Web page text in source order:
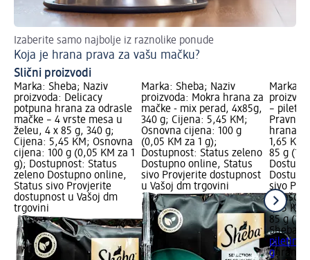
Izaberite samo najbolje iz raznolike ponude
Koja je hrana prava za vašu mačku?
Slični proizvodi
Marka: Sheba; Naziv
proizvoda: Delicacy
potpuna hrana za odrasle
mačke – 4 vrste mesa u
želeu, 4 x 85 g, 340 g;
Cijena: 5,45 KM; Osnovna
cijena: 100 g (0,05 KM za 1
g); Dostupnost: Status
zeleno Dostupno online,
Status sivo Provjerite
dostupnost u Vašoj dm
trgovini
Marka: Sheba; Naziv
proizvoda: Mokra hrana za
mačke - mix perad, 4x85g,
340 g; Cijena: 5,45 KM;
Osnovna cijena: 100 g
(0,05 KM za 1 g);
Dostupnost: Status zeleno
Dostupno online, Status
sivo Provjerite dostupnost
u Vašoj dm trgovini
Marka:
–
Pravna
hrana
1,65
85 g
sivo
u Vašoj
1,65 KM
85 g
Sheba
piletina
ghrana